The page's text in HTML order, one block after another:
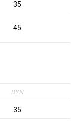
35
45
BYN
35